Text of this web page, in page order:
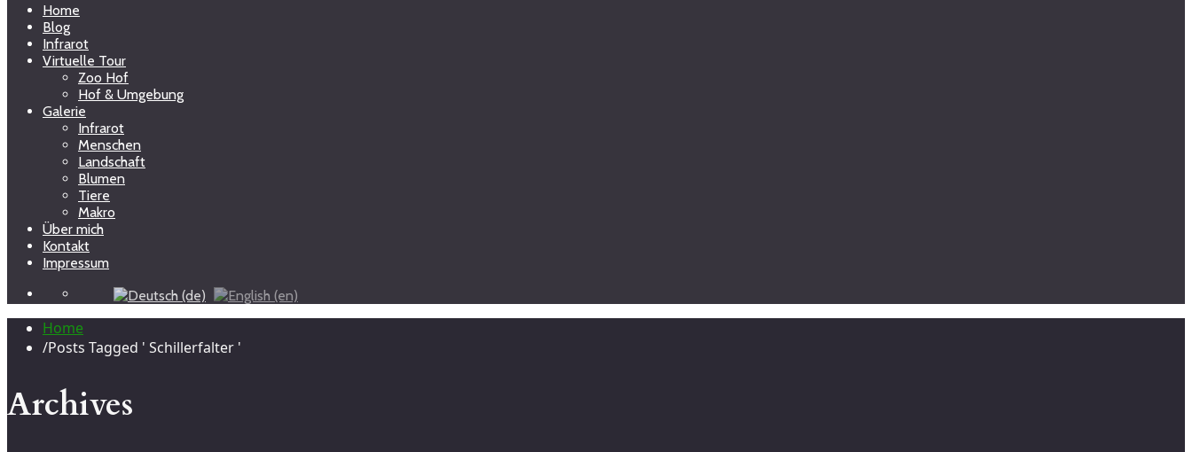
Home
Blog
Infrarot
Virtuelle Tour
Zoo Hof
Hof & Umgebung
Galerie
Infrarot
Menschen
Landschaft
Blumen
Tiere
Makro
Über mich
Kontakt
Impressum
Home
/Posts Tagged ' Schillerfalter '
Archives